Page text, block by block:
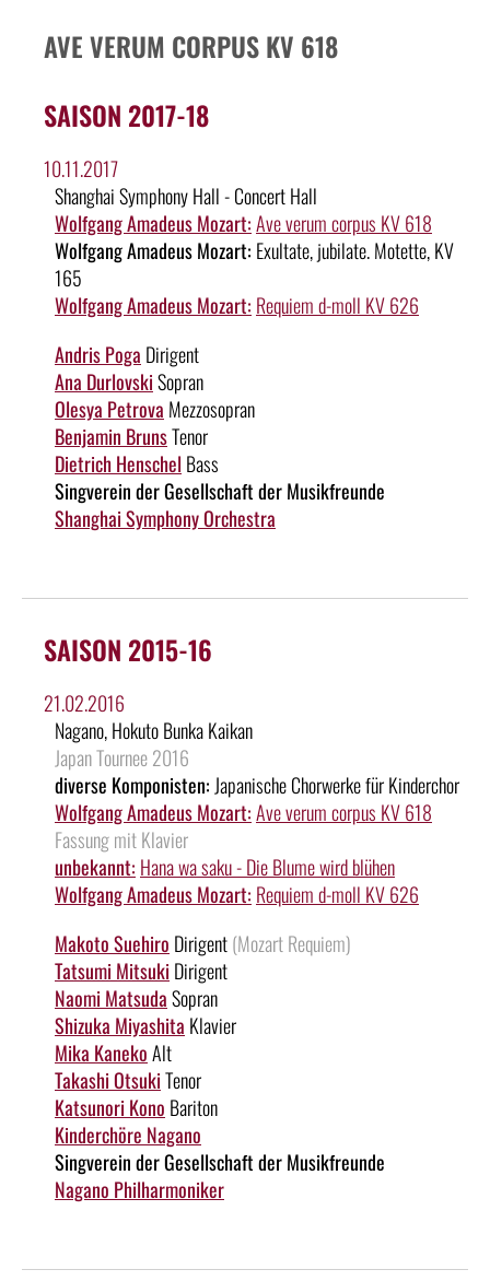
AVE VERUM CORPUS KV 618
SAISON 2017-18
10.11.2017
Shanghai Symphony Hall - Concert Hall
Wolfgang Amadeus Mozart:Ave verum corpus KV 618
Wolfgang Amadeus Mozart: Exultate, jubilate. Motette, KV
165
Wolfgang Amadeus Mozart: Requiem d-moll KV 626
Andris Poga Dirigent
Ana DurlovskiSopran
Olesya Petrova Mezzosopran
Benjamin BrunsTenor
Dietrich Henschel Bass
Singverein der Gesellschaft der Musikfreunde
Shanghai Symphony Orchestra
SAISON 2015-16
21.02.2016
Nagano, Hokuto Bunka Kaikan
Japan Tournee 2016
diverse Komponisten: Japanische Chorwerke für Kinderchor
Wolfgang Amadeus Mozart:Ave verum corpus KV 618
Fassung mit Klavier
unbekannt: Hana wa saku - Die Blume wird blühen
Wolfgang Amadeus Mozart: Requiem d-moll KV 626
Makoto Suehiro Dirigent(Mozart Requiem)
Tatsumi Mitsuki Dirigent
Naomi MatsudaSopran
Shizuka Miyashita Klavier
Mika KanekoAlt
Takashi OtsukiTenor
Katsunori Kono Bariton
Kinderchöre Nagano
Singverein der Gesellschaft der Musikfreunde
Nagano Philharmoniker